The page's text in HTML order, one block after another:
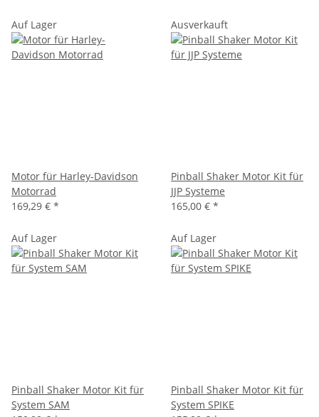
Auf Lager
Motor für Harley-Davidson
Motorrad
169,29 € *
Ausverkauft
Pinball Shaker Motor Kit für
JJP Systeme
165,00 € *
Auf Lager
Pinball Shaker Motor Kit für
System SAM
Auf Lager
Pinball Shaker Motor Kit für
System SPIKE